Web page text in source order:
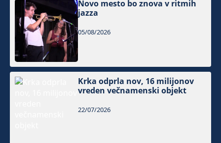
Novo mesto bo znova v ritmih
jazza
05/08/2026
Krka odprla nov, 16 milijonov
vreden večnamenski objekt
22/07/2026